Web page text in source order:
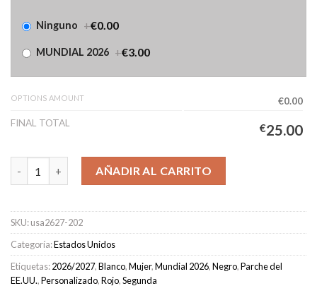
Ninguno +€0.00
MUNDIAL 2026 +€3.00
OPTIONS AMOUNT
€0.00
FINAL TOTAL
€25.00
Camiseta Estados Unidos Segunda Equipación Mujer 2026/
AÑADIR AL CARRITO
SKU:usa2627-202
Categoría:Estados Unidos
Etiquetas:2026/2027,Blanco,Mujer,Mundial 2026,Negro,Parche del
EE.UU.,Personalizado,Rojo,Segunda